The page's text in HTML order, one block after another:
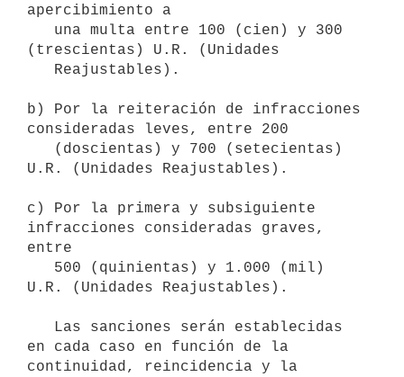
apercibimiento a
(trescientas) U.R. (Unidades
b) Por la reiteración de infracciones
consideradas leves, entre 200
U.R. (Unidades Reajustables).
c) Por la primera y subsiguiente
infracciones consideradas graves,
entre
U.R. (Unidades Reajustables).
en cada caso en función de la
continuidad, reincidencia y la